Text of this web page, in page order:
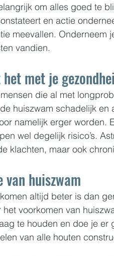
om alles goed te
en actie
meevallen. Onderneem
vandien.
met je
die al met
huiszwam schadelijk
namelijk erger worden.
wel degelijk risico’s.
klachten, maar ook
van huiszwam
altijd beter is dan
het voorkomen van
te houden en doe je er
van alle houten